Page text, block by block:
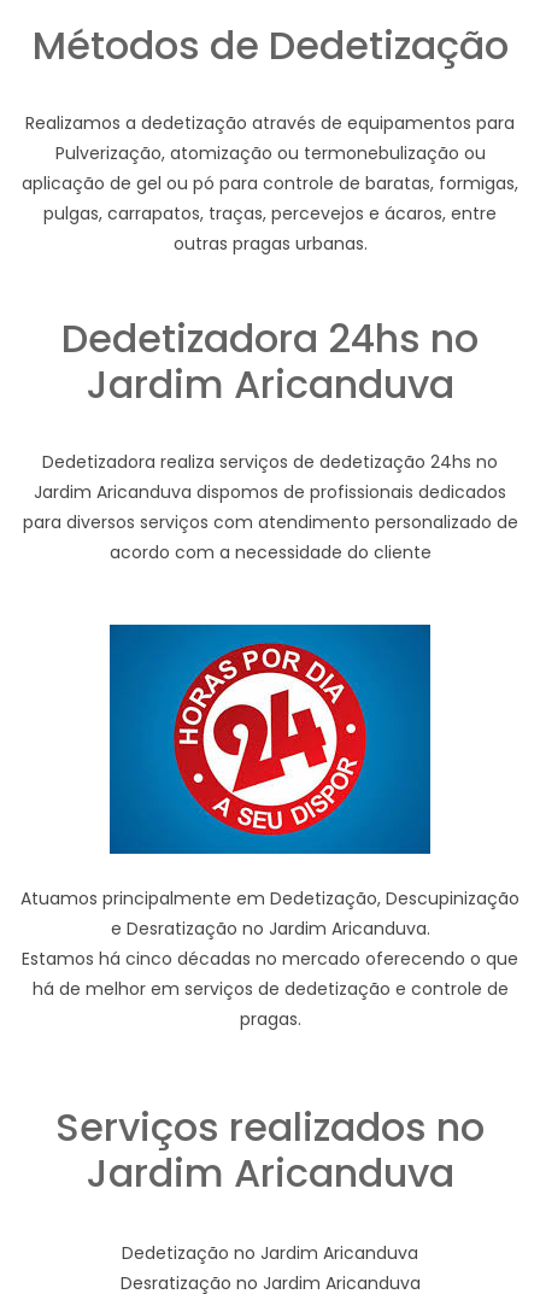
Métodos de Dedetização
Realizamos a dedetização através de equipamentos para
Pulverização, atomização ou termonebulização ou
aplicação de gel ou pó para controle de baratas, formigas,
pulgas, carrapatos, traças, percevejos e ácaros, entre
outras pragas urbanas.
Dedetizadora 24hs no
Jardim Aricanduva
Dedetizadora realiza serviços de dedetização 24hs no
Jardim Aricanduva dispomos de profissionais dedicados
para diversos serviços com atendimento personalizado de
acordo com a necessidade do cliente
Atuamos principalmente em Dedetização, Descupinização
e Desratização no Jardim Aricanduva.
Estamos há cinco décadas no mercado oferecendo o que
há de melhor em serviços de dedetização e controle de
pragas.
Serviços realizados no
Jardim Aricanduva
Dedetização no Jardim Aricanduva
Desratização no Jardim Aricanduva